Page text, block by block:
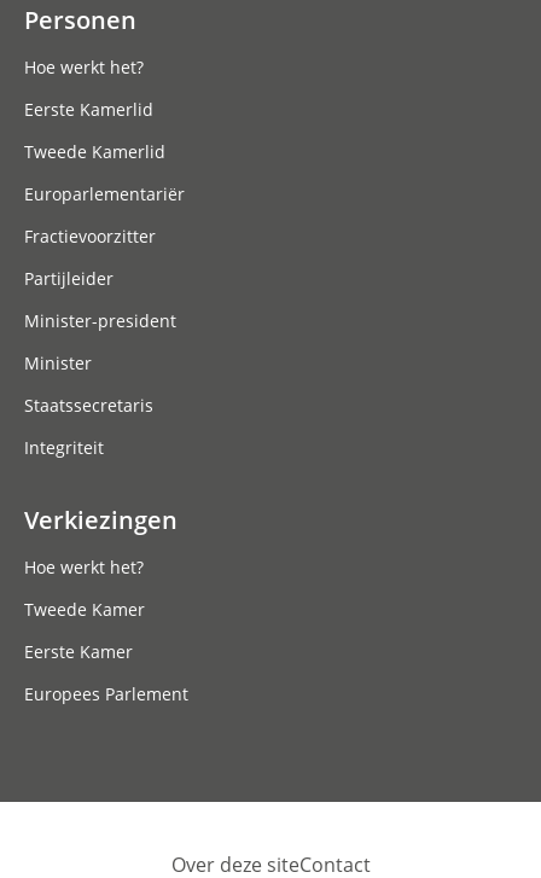
Personen
Hoe werkt het?
Eerste Kamerlid
Tweede Kamerlid
Europarlementariër
Fractievoorzitter
Partijleider
Minister-president
Minister
Staatssecretaris
Integriteit
Verkiezingen
Hoe werkt het?
Tweede Kamer
Eerste Kamer
Europees Parlement
Over deze siteContact